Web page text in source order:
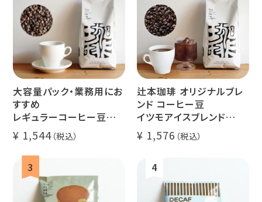
すてきな道
生活雑貨 福袋
業務用 定期便 送料無料
インドネシ
ア
グァテマラ
ホンジュラ
ス
大容量パック・業務用にお
すすめ
レギュラーコーヒー豆
イツモブレンド 500g
1,544
辻本珈琲 オリジナルブレ
ンド コーヒー豆
イツモアイスブレンド
500g
アイスコーヒーにオススメ
業務用 水出
煎りたて 新鮮コーヒー豆
自家焙煎
1,576